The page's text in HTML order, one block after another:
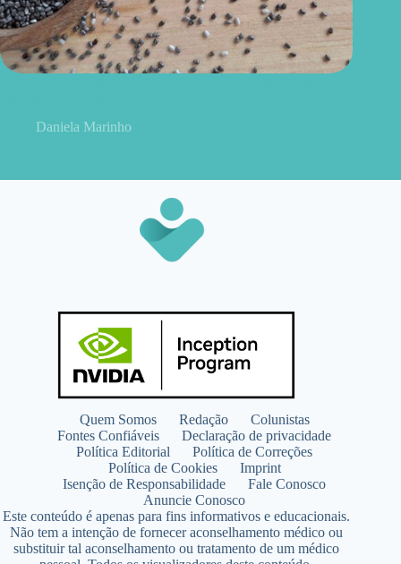
Daniela Marinho
Quem Somos Redação
Colunistas
Fontes Confiáveis
Declaração de privacidade
Política Editorial
Política de Correções
Política de Cookies
Imprint
Isenção de Responsabilidade
Fale Conosco
Anuncie Conosco
Este conteúdo é apenas para fins informativos e educacionais.
Não tem a intenção de fornecer aconselhamento médico ou
substituir tal aconselhamento ou tratamento de um médico